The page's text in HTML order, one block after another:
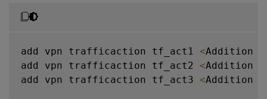
add vpn trafficaction tf_act1 <Addition
add vpn trafficaction tf_act2 <Addition
add vpn trafficaction tf_act3 <Addition